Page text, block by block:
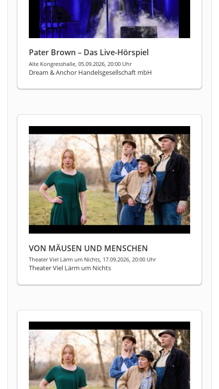
Pater Brown – Das Live-Hörspiel
Alte Kongresshalle, 05.09.2026, 20:00 Uhr
Dream & Anchor Handelsgesellschaft mbH
VON MÄUSEN UND MENSCHEN
Theater Viel Lärm um Nichts, 17.09.2026, 20:00 Uhr
Theater Viel Lärm um Nichts